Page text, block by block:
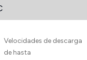
Velocidades de descarga
de hasta